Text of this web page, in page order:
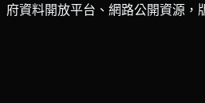
府資料開放平台、網路公開資源，